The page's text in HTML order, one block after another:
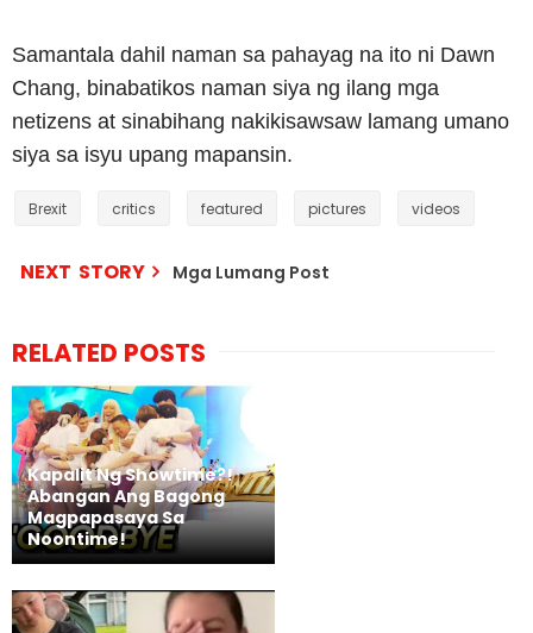
Samantala dahil naman sa pahayag na ito ni Dawn
Chang, binabatikos naman siya ng ilang mga
netizens at sinabihang nakikisawsaw lamang umano
siya sa isyu upang mapansin.
Brexit critics featured pictures videos
NEXT STORY Mga Lumang Post
RELATED POSTS
Kapalit Ng Showtime?!
Abangan Ang Bagong
Magpapasaya Sa
Noontime!